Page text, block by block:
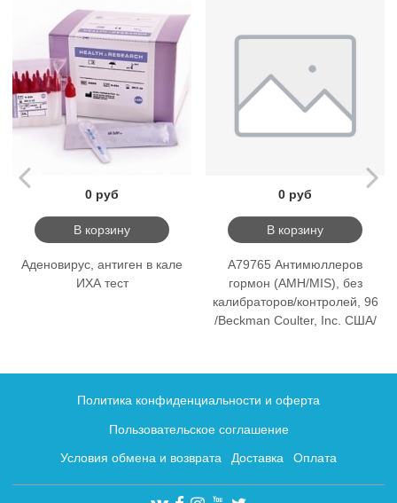
0 руб
В корзину
Аденовирус, антиген в кале
ИХА тест
0 руб
В корзину
A79765 Антимюллеров
гормон (AMH/MIS), без
калибраторов/контролей, 96
/Beckman Coulter, Inc. США/
Политика конфиденциальности и оферта
Пользовательское соглашение
Условия обмена и возврата Доставка Оплата